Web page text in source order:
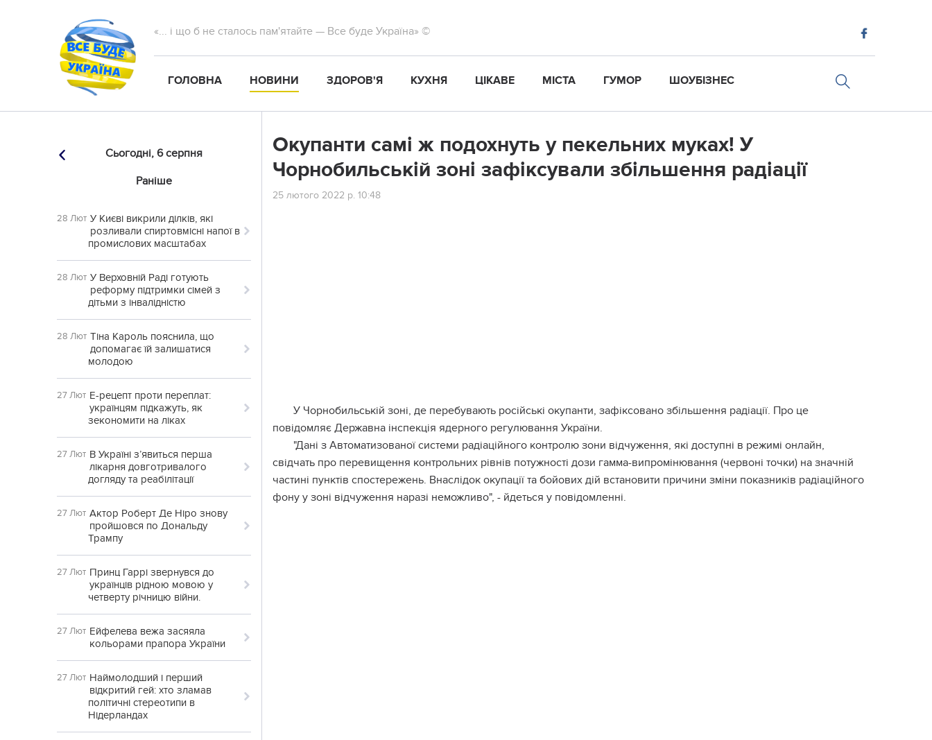
«... і що б не сталось пам'ятайте — Все буде Україна» ©
ГОЛОВНА НОВИНИ ЗДОРОВ'Я КУХНЯ ЦІКАВЕ МІСТА ГУМОР ШОУБІЗНЕС
Сьогодні, 6 серпня
Раніше
28 Лют У Києві викрили ділків, які
розливали спиртовмісні напої в
промислових масштабах
28 Лют У Верховній Раді готують
реформу підтримки сімей з
дітьми з інвалідністю
28 Лют Тіна Кароль пояснила, що
допомагає їй залишатися
молодою
27 Лют Е-рецепт проти переплат:
українцям підкажуть, як
зекономити на ліках
27 Лют В Україні з’явиться перша
лікарня довготривалого
догляду та реабілітації
27 Лют Актор Роберт Де Ніро знову
пройшовся по Дональду
Трампу
27 Лют Принц Гаррі звернувся до
українців рідною мовою у
четверту річницю війни.
27 Лют Ейфелева вежа засяяла
кольорами прапора України
27 Лют Наймолодший і перший
відкритий гей: хто зламав
політичні стереотипи в
Нідерландах
Окупанти самі ж подохнуть у пекельних муках! У
Чорнобильській зоні зафіксували збільшення радіації
25 лютого 2022 р. 10:48
У Чорнобильській зоні, де перебувають російські окупанти, зафіксовано збільшення радіації. Про це
повідомляє Державна інспекція ядерного регулювання України.
"Дані з Автоматизованої системи радіаційного контролю зони відчуження, які доступні в режимі онлайн,
свідчать про перевищення контрольних рівнів потужності дози гамма-випромінювання (червоні точки) на значній
частині пунктів спостережень. Внаслідок окупації та бойових дій встановити причини зміни показників радіаційного
фону у зоні відчуження наразі неможливо", - йдеться у повідомленні.